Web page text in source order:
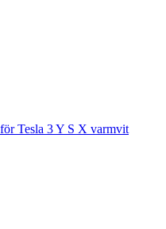
Tesla 3 Y S X varmvit